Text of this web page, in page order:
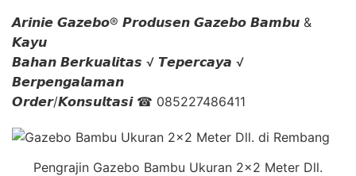
𝘼𝙧𝙞𝙣𝙞𝙚 𝙂𝙖𝙯𝙚𝙗𝙤® 𝙋𝙧𝙤𝙙𝙪𝙨𝙚𝙣 𝙂𝙖𝙯𝙚𝙗𝙤 𝘽𝙖𝙢𝙗𝙪 &
𝙆𝙖𝙮𝙪
𝘽𝙖𝙝𝙖𝙣 𝘽𝙚𝙧𝙠𝙪𝙖𝙡𝙞𝙩𝙖𝙨 √ 𝙏𝙚𝙥𝙚𝙧𝙘𝙖𝙮𝙖 √
𝘽𝙚𝙧𝙥𝙚𝙣𝙜𝙖𝙡𝙖𝙢𝙖𝙣
𝙊𝙧𝙙𝙚𝙧/𝙆𝙤𝙣𝙨𝙪𝙡𝙩𝙖𝙨𝙞 ☎ 085227486411
Pengrajin Gazebo Bambu Ukuran 2×2 Meter Dll.